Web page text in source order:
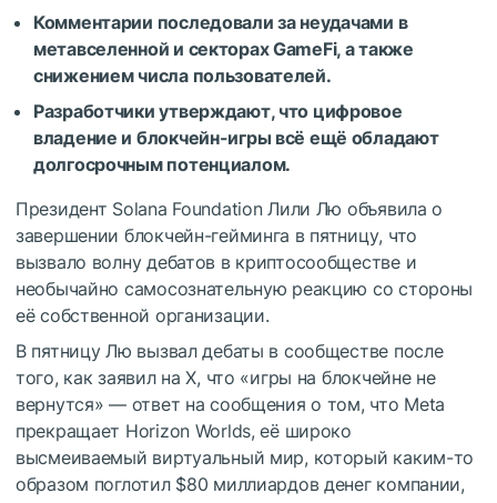
Комментарии последовали за неудачами в
метавселенной и секторах GameFi, а также
снижением числа пользователей.
Разработчики утверждают, что цифровое
владение и блокчейн-игры всё ещё обладают
долгосрочным потенциалом.
Президент Solana Foundation Лили Лю объявила о
завершении блокчейн-гейминга в пятницу, что
вызвало волну дебатов в криптосообществе и
необычайно самосознательную реакцию со стороны
её собственной организации.
В пятницу Лю вызвал дебаты в сообществе после
того, как заявил на X, что «игры на блокчейне не
вернутся» — ответ на сообщения о том, что Meta
прекращает Horizon Worlds, её широко
высмеиваемый виртуальный мир, который каким-то
образом поглотил $80 миллиардов денег компании,